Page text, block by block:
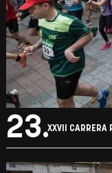
23.XXVII CARRERA